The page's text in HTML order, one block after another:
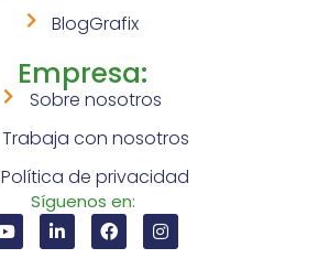
BlogGrafix
Empresa:
Sobre nosotros
Trabaja con nosotros
Política de privacidad
Síguenos en: